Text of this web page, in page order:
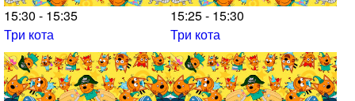
15:30 - 15:35
Три кота
15:25 - 15:30
Три кота